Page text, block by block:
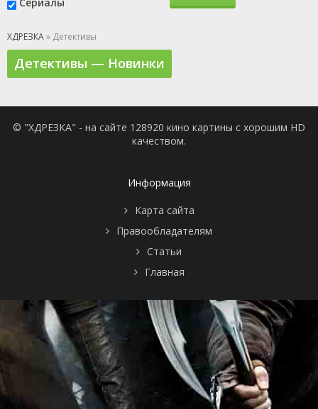
ХДРЕЗКА» Детективы
Детективы — Новинки
© "ХДРЕЗКА" - на сайте 128920 кино картины с хорошим HD
качеством.
Информация
Карта сайта
Правообладателям
Статьи
Главная